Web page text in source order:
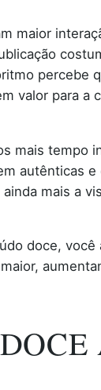
maior
percebe
valor para a
mais tempo
autênticas
mais a
doce,